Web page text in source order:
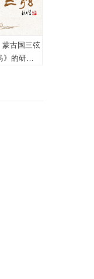
蒙古国三弦
的研究